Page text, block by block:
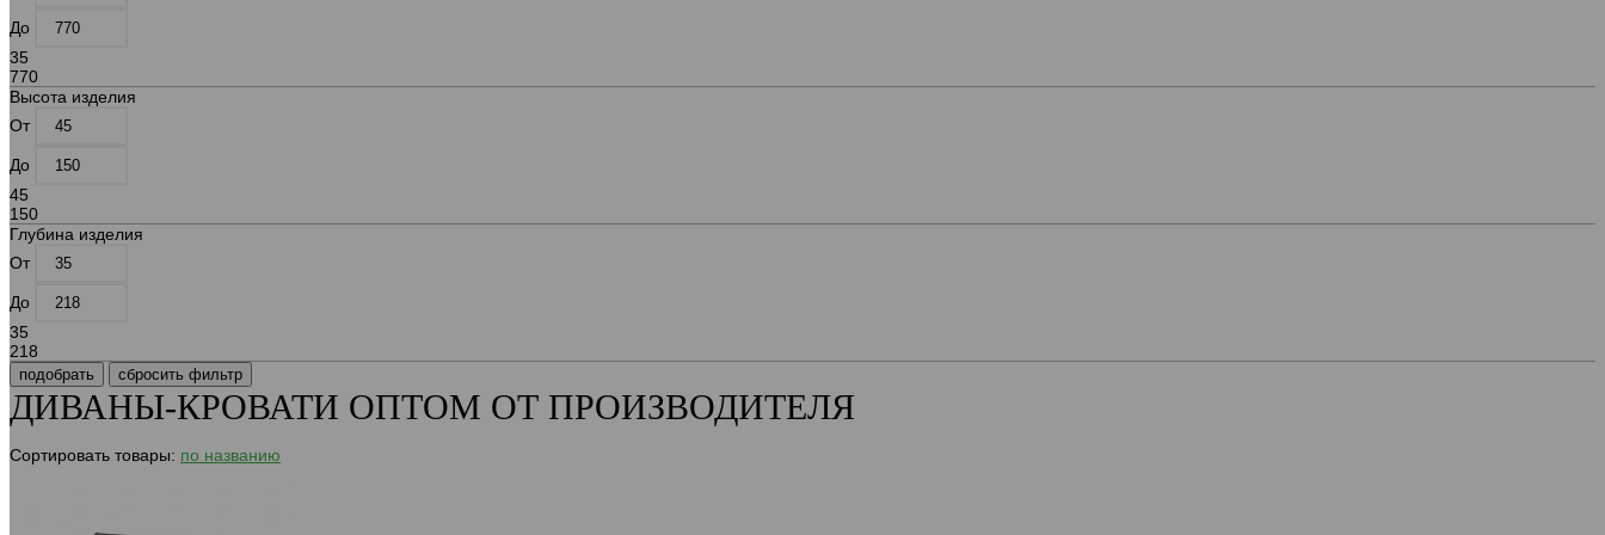
До
35
770
Высота изделия
От
До
45
150
Глубина изделия
От
До
35
218
ДИВАНЫ-КРОВАТИ ОПТОМ ОТ ПРОИЗВОДИТЕЛЯ
Сортировать товары: по названию